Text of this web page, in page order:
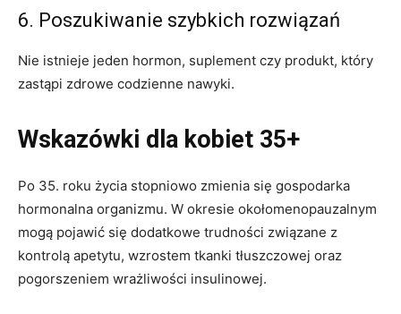
6. Poszukiwanie szybkich rozwiązań
Nie istnieje jeden hormon, suplement czy produkt, który
zastąpi zdrowe codzienne nawyki.
Wskazówki dla kobiet 35+
Po 35. roku życia stopniowo zmienia się gospodarka
hormonalna organizmu. W okresie okołomenopauzalnym
mogą pojawić się dodatkowe trudności związane z
kontrolą apetytu, wzrostem tkanki tłuszczowej oraz
pogorszeniem wrażliwości insulinowej.